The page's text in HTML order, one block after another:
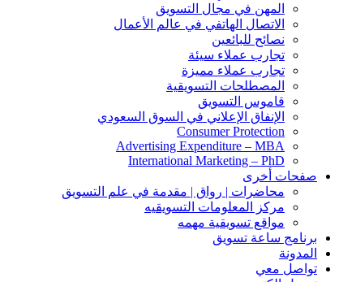
المهن في مجال التسويق
الاتصال الهاتفي في عالم الأعمال
نصائح للبائعين
تجارب عملاء سيئة
تجارب عملاء مميزة
المصطلحات التسويقية
قاموس التسويق
الإنفاق الإعلاني في السوق السعودي
Consumer Protection
Advertising Expenditure – MBA
International Marketing – PhD
صفحات أخرى
محاضرات | رواق | مقدمة في علم التسويق
مركز المعلومات التسويقيه
مواقع تسويقية مهمه
برنامج ساعة تسويق
المدونة
تواصل معي